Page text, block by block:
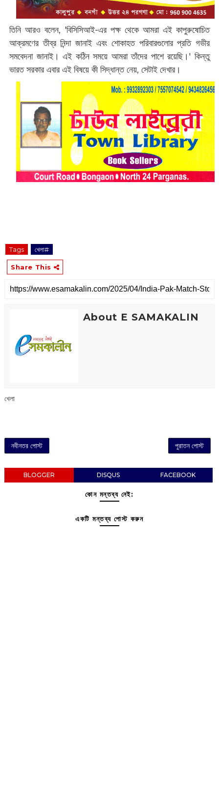
তিনি আরও বলেন, 'বিসিসিআই-এর পক্ষ থেকে আমরা এই কাপুরুষোচিত
আক্রমণের তীব্র নিন্দা জানাই এবং শোকাহত পরিবারগুলোর প্রতি গভীর
সমবেদনা জানাই। এই কঠিন সময়ে আমরা তাঁদের পাশে রয়েছি।' কিন্তু
ভারত সরকার এবার এই বিষয়ে কী সিদ্ধান্ত নেয়, সেটাই দেখার।
Tags খেলা#
Share This
About E SAMAKALIN
খেলা
নবীনতর পোস্ট পুরাতন পোস্ট
BLOGGER DISQUS FACEBOOK
কোন মন্তব্য নেই:
একটি মন্তব্য পোস্ট করুন